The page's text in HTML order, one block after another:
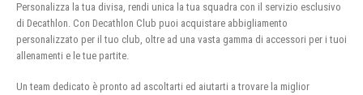
Personalizza la tua divisa, rendi unica la tua squadra con il servizio esclusivo
di Decathlon. Con Decathlon Club puoi acquistare abbigliamento
personalizzato per il tuo club, oltre ad una vasta gamma di accessori per i tuoi
allenamenti e le tue partite.
Un team dedicato è pronto ad ascoltarti ed aiutarti a trovare la miglior